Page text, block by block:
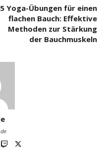
5 Yoga-Übungen für einen
flachen Bauch: Effektive
Methoden zur Stärkung
der Bauchmuskeln